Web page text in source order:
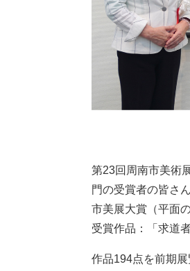
第23回周南市美術
門の受賞者の皆さ
市美展大賞（平面
受賞作品：「求道者
作品194点を前期